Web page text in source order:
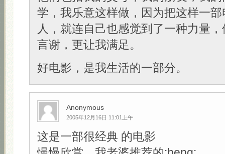
学，我乐意这样做，因为把这样一
人，就连自己也感觉到了一种力量
言谢，更让我满足。
好电影，是我生活的一部分。
Anonymous
2005年12月16日 11:01上午
这是一部很经典 的电影